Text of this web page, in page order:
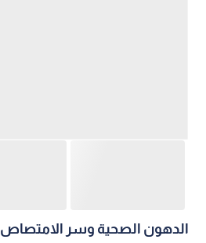
الدهون الصحية وسر الامتصاص